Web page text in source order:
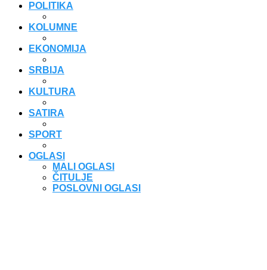
POLITIKA
KOLUMNE
EKONOMIJA
SRBIJA
KULTURA
SATIRA
SPORT
OGLASI
MALI OGLASI
ČITULJE
POSLOVNI OGLASI